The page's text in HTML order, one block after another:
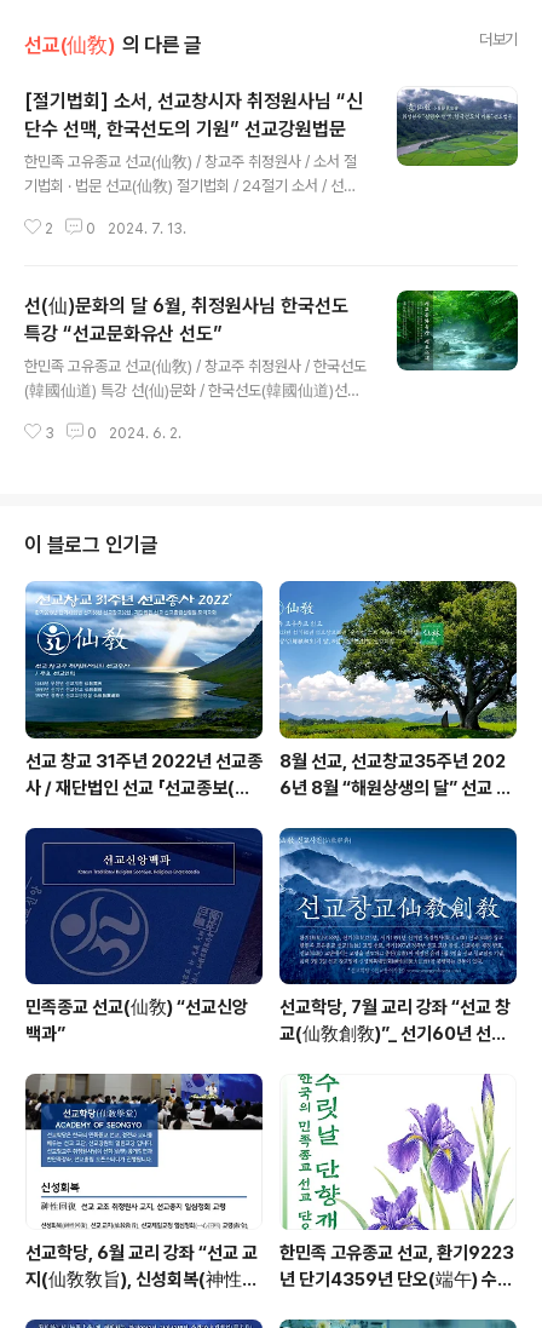
선교(仙敎) 의 다른 글 더보기
[절기법회] 소서, 선교창시자 취정원사님 “신
단수 선맥, 한국선도의 기원” 선교강원법문
한민족 고유종교 선교(仙敎) / 창교주 취정원사 / 소서 절
기법회 · 법문 선교(仙敎) 절기법회 / 24절기 소서 / 선교
한국선도의 기원(韓國仙道起源)” 선교(仙敎) 취정원사,
(桓因)의 교화 선교(仙敎)에서 비롯되어 환국(桓國)으로
전해졌으니, 한국선도(韓國仙道)는 곧 환국선도(桓國仙
道)이다. 한국선도의 선맥(仙脈)은 천지인합일(天地人合
一)의 상징인 신단수(神檀樹) 아래로 하강한 환웅(桓雄)
에서 단군(檀君)으로 이어져, 하느님 환인(桓因上帝)께
제천(祭天)하며 교화(敎化)를 펼치어 생무생일체를 다스
2 0 2024. 7. 13.
선(仙)문화의 달 6월, 취정원사님 한국선도
특강 “선교문화유산 선도”
한민족 고유종교 선교(仙敎) / 창교주 취정원사 / 한국선도
(韓國仙道) 특강 선(仙)문화 / 한국선도(韓國仙道)선교
화유산(仙敎文化遺産)” 선교(仙敎) 취정원사, ‘6월, 선
聚正元師 仙道敎諭 [선교중앙종무원] 한국의 민족종교
종단 재단법인 선교(財團法人仙敎)와 선교총림 선림원
(仙敎叢林仙林院)은 6월 1일 ‘선문화(仙文化)의 달’을
맞아 ‘선교문화유산(仙敎文化遺産) 선도(仙道)’를 주제
로 선교 창시자 취정원사(聚正元師)님의 한국선도(韓國
仙道) 특강을 영상교화로 진행했습니다.취..
3 0 2024. 6. 2.
이 블로그 인기글
선교 창교 31주년 2022년 선교종
사 / 재단법인 선교 「선교종보(仙
8월 선교, 선교창교35주년 202
6년 8월 “해원상생의 달” 선교 법
민족종교 선교(仙敎) “선교신앙
백과”
선교학당, 7월 교리 강좌 “선교 창
교(仙敎創敎)”_ 선기60년 선교
선교학당, 6월 교리 강좌 “선교 교
지(仙敎敎旨), 신성회복(神性回
한민족 고유종교 선교, 환기9223
년 단기4359년 단오(端午) 수릿